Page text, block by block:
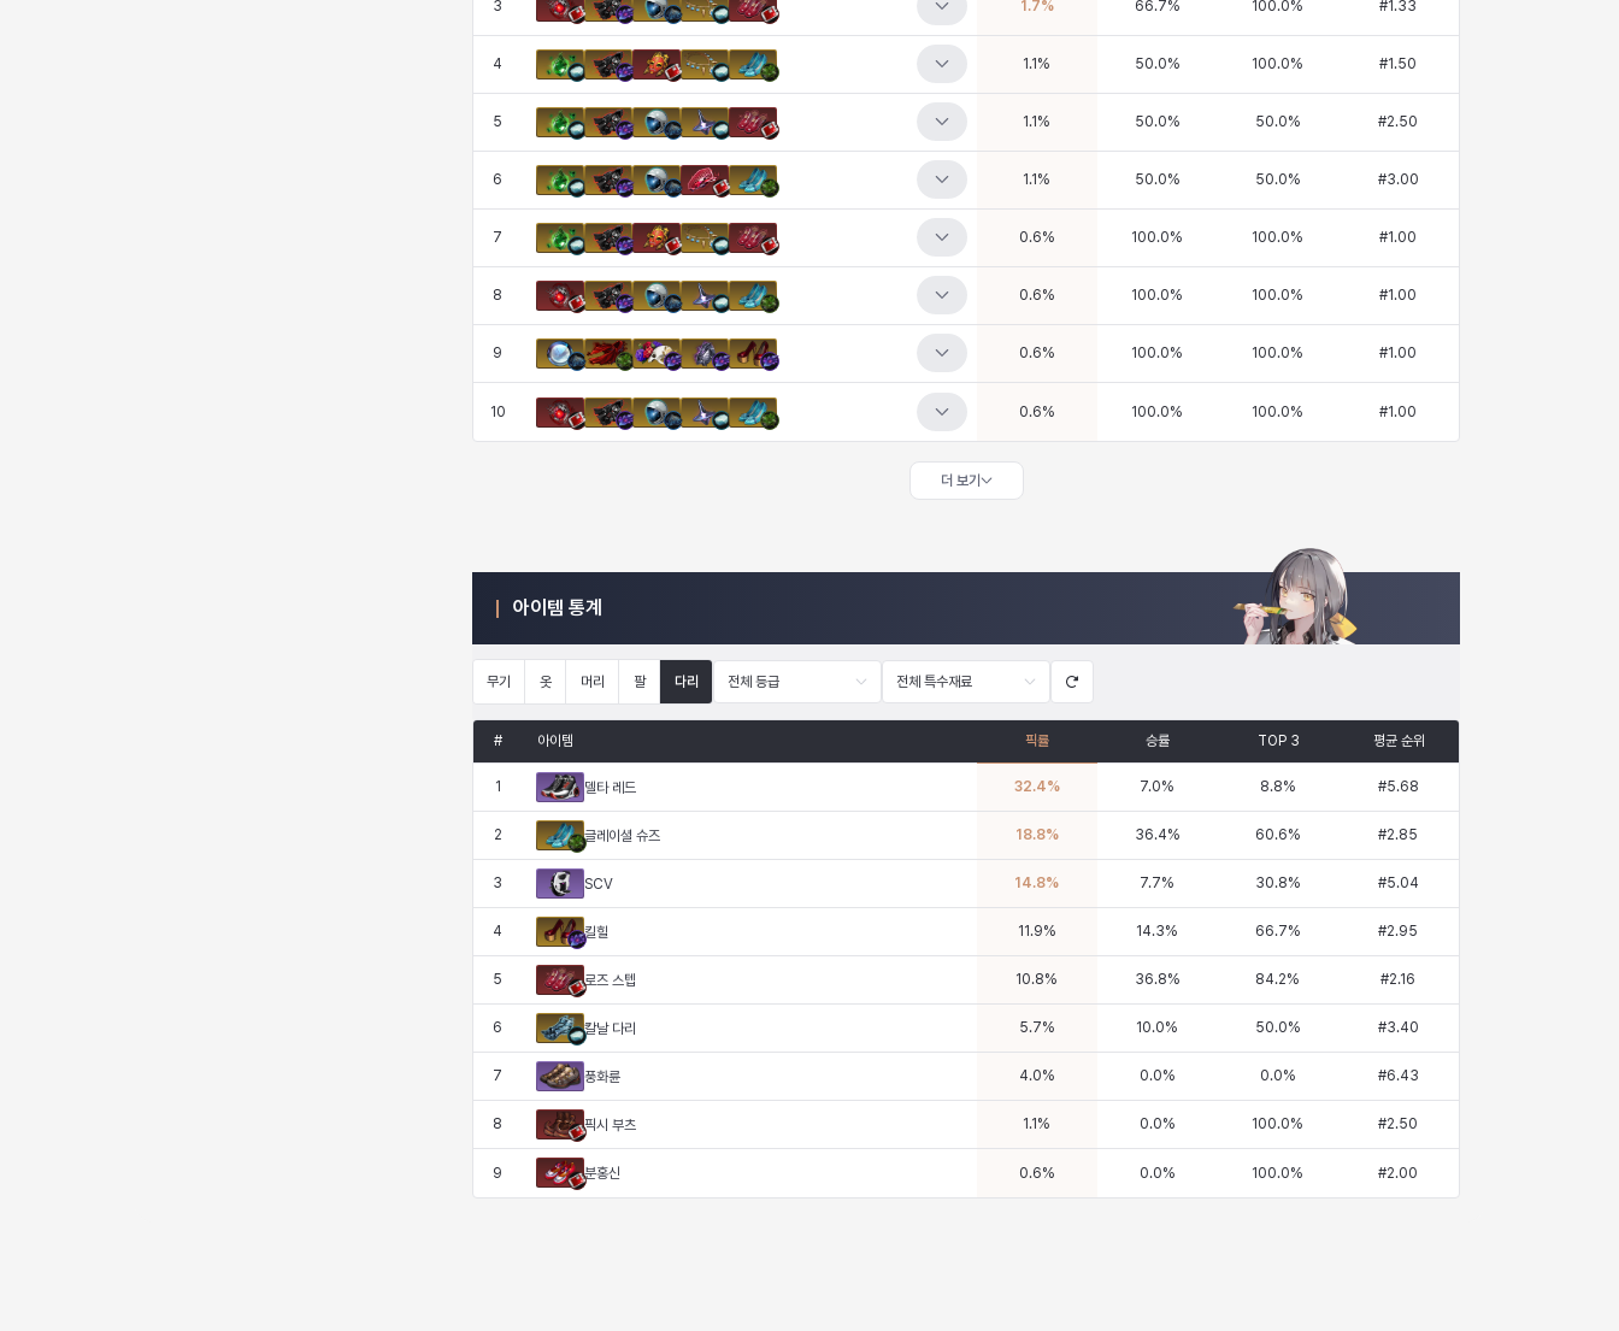
3 1.7% 66.7% 100.0% #1.33
4 1.1 % 50.0% 100.0% #1.50
5 1.1 % 50.0% 50.0% #2.50
6 1.1 % 50.0% 50.0% #3.00
7 0.6% 100.0% 100.0% #1.00
8 0.6% 100.0% 100.0% #1.00
9 0.6% 100.0% 100.0% #1.00
10 0.6% 100.0% 100.0% #1.00
더 보기
아이템 통계
무기 옷 머리 팔 다리 전체 등급 전체 특수재료
# 아이템 픽률 승률 TOP 3 평균 순위
1 델타 레드 32.4% 7.0% 8.8% #5.68
2 글레이셜 슈즈 18.8% 36.4% 60.6% #2.85
3 SCV 14.8% 7.7% 30.8% #5.04
4 킬힐 11.9% 14.3% 66.7% #2.95
5 로즈 스텝 10.8% 36.8% 84.2% #2.16
6 칼날 다리 5.7% 10.0% 50.0% #3.40
7 풍화륜 4.0% 0.0% 0.0% #6.43
8 픽시 부츠 1.1 % 0.0% 100.0% #2.50
9 분홍신 0.6% 0.0% 100.0% #2.00